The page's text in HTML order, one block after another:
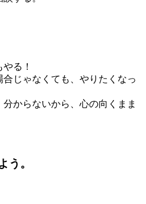
る！
じゃなくても、やりたくなっ
からないから、心の向くまま
う。